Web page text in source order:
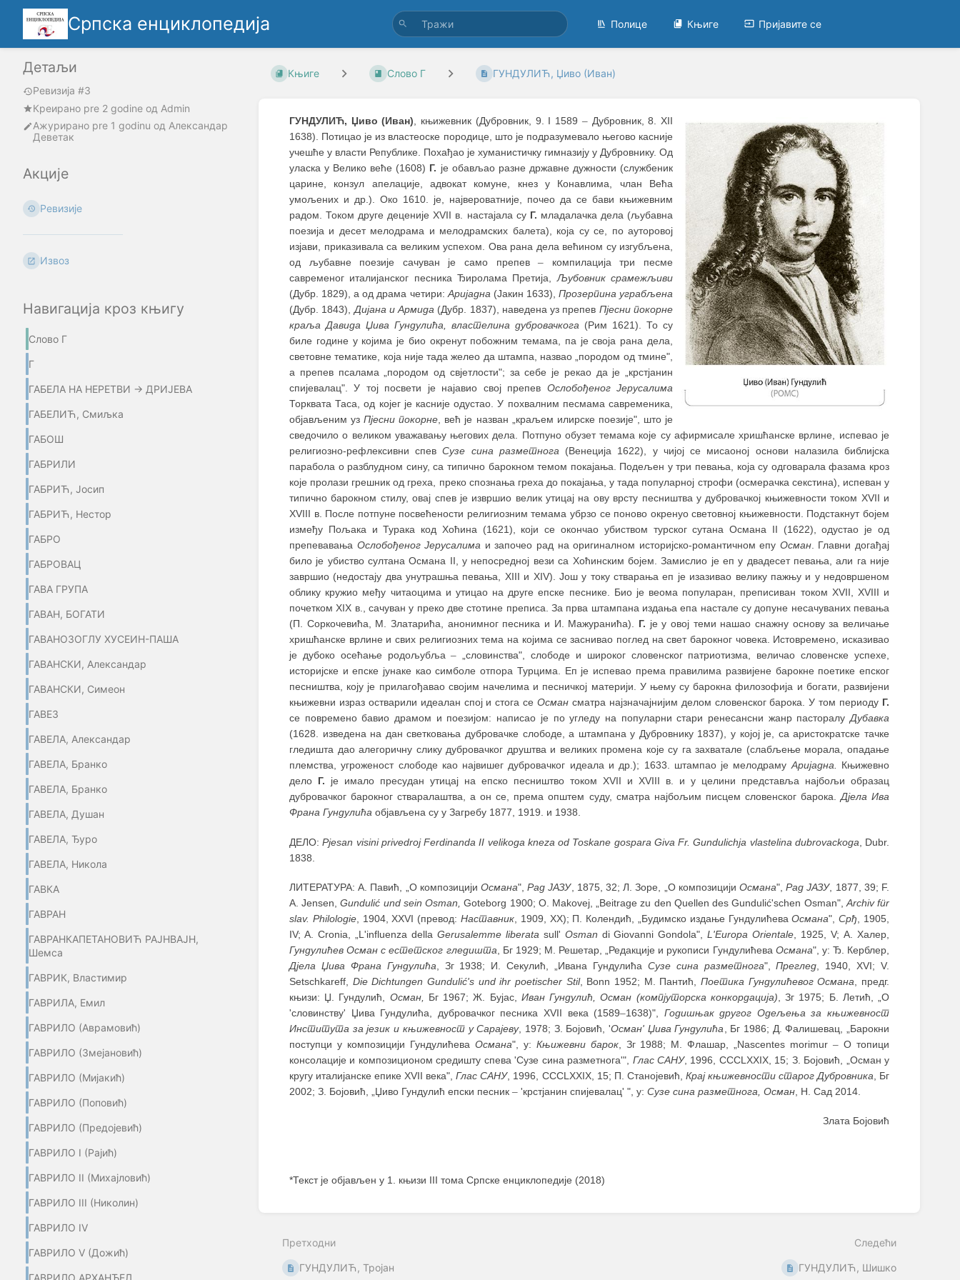
Српска енциклопедија Полице Књиге Пријавите се
Детаљи
Ревизија #3
Креирано pre 2 godine oд Admin
Ажурирано pre 1 godinu од Александар
Деветак
Акције
Ревизије
Извоз
Навигација кроз књигу
Слово Г
Г
ГАБЕЛА НА НЕРЕТВИ → ДРИЈЕВА
ГАБЕЛИЋ, Смиљка
ГАБОШ
ГАБРИЛИ
ГАБРИЋ, Јосип
ГАБРИЋ, Нестор
ГАБРО
ГАБРОВАЦ
ГАВА ГРУПА
ГАВАН, БОГАТИ
ГАВАНОЗОГЛУ ХУСЕИН-ПАША
ГАВАНСКИ, Александар
ГАВАНСКИ, Симеон
ГАВЕЗ
ГАВЕЛА, Александар
ГАВЕЛА, Бранко
ГАВЕЛА, Бранко
ГАВЕЛА, Душан
ГАВЕЛА, Ђуро
ГАВЕЛА, Никола
ГАВКА
ГАВРАН
ГАВРАНКАПЕТАНОВИЋ РАЈНВАЈН,
Шемса
ГАВРИК, Властимир
ГАВРИЛА, Емил
ГАВРИЛО (Aврамовић)
ГАВРИЛО (Змејановић)
ГАВРИЛО (Мијакић)
ГАВРИЛО (Поповић)
ГАВРИЛО (Предојевић)
ГАВРИЛО I (Рајић)
ГАВРИЛО II (Михајловић)
ГАВРИЛО III (Николин)
ГАВРИЛО IV
ГАВРИЛО V (Дожић)
Књиге Слово Г ГУНДУЛИЋ, Џиво (Иван)
ГУНДУЛИЋ, Џиво (Иван), књижевник (Дубровник, 9. I 1589 –Дубровник, 8. XII
1638). Потицао је из властеoске породице, што је подразумевало његово касније
учешће у власти Републике. Похађао је хуманистичку гимназију у Дубровнику. Од
уласка у Велико веће (1608) Г. је обављао разне државне дужности (службеник
царине, конзул апелације, адвокат комуне, кнез у Конавлима, члан Већа
умољених и др.). Око 1610. је, највероватније, почео да се бави књижевним
радом. Током друге деценије XVII в. настајала су Г. младалачка дела (љубавна
поезија и десет мелодрама и мелодрамских балета), која су се, по ауторовој
изјави, приказивала са великим успехом. Ова рана дела већином су изгубљена,
од љубавне поезије сачуван је само препев– компилација три песме
савременог италијанског песника Ђиролама Претија,Љубовник срамежљиви
(Дубр. 1829), а од драма четири:Аријадна(Јакин 1633), Прозерпина уграбљена
(Дубр. 1843),Дијана и Армида (Дубр. 1837), наведена уз препев Пјесни покорне
краља Давида Џива Гундулића, властелина дубровачкога (Рим 1621). То су
биле године у којима је био окренут побожним темама, па је своја рана дела,
световне тематике, која није тада желео да штампа, назвао „породом од тмине",
а препев псалама „породом од свјетлости"; за себе је рекао да је „крстјанин
спијевалац". У тој посвети је најавио свој препев Ослобођеног Јерусалима
Торквата Таса, од којег је касније одустао. У похвалним песмама савременика,
објављеним узПјесни покорне, већ је назван „краљем илирске поезије", што је
сведочило о великом уважавању његових дела. Потпуно обузет темама које су афирмисале хришћанске врлине, испевао је
религиозно-рефлексивни спевСузе сина разметнога(Венеција 1622), у чијој се мисаоној основи налазила библијска
парабола о разблудном сину, са типично барокном темом покајања. Подељен у три певања, која су одговарала фазама кроз
које пролази грешник од греха, преко спознања греха до покајања, у тада популарној строфи (осмерачка секстина), испеван у
типично барокном стилу, овај спев је извршио велик утицај на ову врсту песништва у дубровачкој књижевности током XVII и
XVIII в. После потпуне посвећености религиозним темама убрзо се поново окренуо световној књижевности. Подстакнут бојем
између Пољака и Турака код Хоћина (1621), који се окончао убиством турског сутана Османа II (1622), одустао је од
препевавања Ослобођеног Јерусалима и започео рад на оригиналном историјско-романтичном епу Осман. Главни догађај
било је убиство султана Османа II, у непосредној вези са Хоћинским бојем. Замислио је еп у двадесет певања, али га није
завршио (недостају два унутрашња певања, XIII и XIV). Још у току стварања еп је изазивао велику пажњу и у недовршеном
облику кружио међу читаоцима и утицао на друге епске песнике. Био је веома популаран, преписиван током XVII, XVIII и
почетком XIX в., сачуван у преко две стотине преписа. За прва штампана издања епа настале су допуне несачуваних певања
(П. Соркочевића, М. Златарића, анонимног песника и И. Мажуранића). Г. је у овој теми нашао снажну основу за величање
хришћанске врлине и свих религиозних тема на којима се заснивао поглед на свет барокног човека. Истовремено, исказивао
је дубоко осећање родољубља– „словинства", слободе и широког словенског патриотизма, величао словенске успехе,
историјске и епске јунаке као симболе отпора Турцима. Еп је испевао према правилима развијене барокне поетике епског
песништва, коју је прилагођавао својим начелима и песничкој материји. У њему су барокна филозофија и богати, развијени
књижевни израз остварили идеалан спој и стога сеОсман сматра најзначајнијим делом словенског барока. У том периоду Г.
се повремено бавио драмом и поезијом: написао је по угледу на популарни стари ренесансни жанр пасторалуДубавка
(1628. изведена на дан светковања дубровачке слободе, а штампана у Дубровнику 1837), у којој је, са аристократске тачке
гледишта дао алегоричну слику дубровачког друштва и великих промена које су га захватале (слабљење морала, опадање
племства, угроженост слободе као највишег дубровачког идеала и др.); 1633. штампао је мелодрамуАријадна. Књижевно
дело Г. је имало пресудан утицај на епско песништво током XVII и XVIII в. и у целини представља најбољи образац
дубровачког барокног стваралаштва, а он се, према општем суду, сматра најбољим писцем словенског барока.Дјела Ива
Франа Гундулића објављена су у Загребу 1877, 1919. и 1938.
ДЕЛО:Pjesan visini privedroj Ferdinandа II velikoga kneza od Toskane gospara Giva Fr. Gundulichja vlastelina dubrovackoga , Dubr.
1838.
ЛИТЕРАТУРА: А. Павић, „О композицијиОсмана",Рад ЈАЗУ, 1875, 32; Л. Зоре, „О композицији Османа",Рад ЈАЗУ, 1877, 39; F.
A. Jensen,Gundulić und sein Osman, Goteborg 1900; O. Makovej, „Beitrage zu den Quellen des Gundulić'schen Osman", Archiv für
slav. Philologie, 1904, XXVI (превод:Наставник , 1909, XX); П. Колендић, „Будимско издање ГундулићеваОсмана",Срђ , 1905,
IV; A. Cronia, „L'influenza della Gerusalemme liberata sull' Osman di Giovanni Gondola",L'Europa Orientale , 1925, V; А. Халер,
Гундулићев Осман с естетског гледишта , Бг 1929; М. Решетар, „Редакције и рукописи Гундулићева Османа", у: Ђ. Керблер,
Дјела Џива Франа Гундулића , Зг 1938; И. Секулић, „Ивана Гундулића Сузе сина разметнога",Преглед , 1940, XVI; V.
Setschkareff, Die Dichtungen Gundulić's und ihr poetischer Stil, Bonn 1952; М. Пантић,Поетика Гундулићевог Османа , предг.
књизи: Џ. Гундулић, Осман, Бг 1967; Ж. Бујас, Иван Гундулић, Осман (компјуторска конкордација) , Зг 1975; Б. Летић, „О
'словинству' Џива Гундулића, дубровачког песника XVII века (1589–1638)", Годишњак другог Одељења за књижевност
Института за језик и књижевност у Сарајеву, 1978; З. Бојовић, 'Осман' Џива Гундулића , Бг 1986; Д. Фалишевац, „Барокни
поступци у композицији Гундулићева Османа", у: Књижевни барок, Зг 1988; M. Флашар, „Nascentes morimur– О топици
консолације и композиционом средишту спева 'Сузе сина разметнога'", Глас САНУ, 1996, CCCLXXIX, 15; З. Бојовић, „Осман у
кругу италијанске епике XVII века",Глас САНУ, 1996, CCCLXXIX, 15; П. Станојевић, Крај књижевности старог Дубровника , Бг
2002; З. Бојовић, „Џиво Гундулић епски песник – 'крстјанин спијевалац' ", у: Сузе сина разметнога, Осман , Н. Сад 2014.
Злата Бојовић
*Текст је објављен у 1. књизи III тома Српске енциклопедије (2018)
mode
Претходни
ГУНДУЛИЋ, Тројан
Следећи
ГУНДУЛИЋ, Шишко